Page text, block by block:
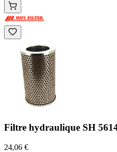
Filtre hydraulique SH
24,06 €